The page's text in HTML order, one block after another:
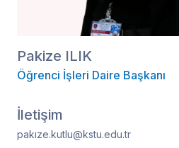
Pakize ILIK
Öğrenci İşleri Daire Başkanı
İletişim
pakıze.kutlu@kstu.edu.tr